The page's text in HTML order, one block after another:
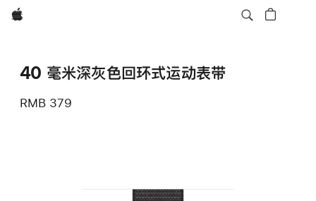
Apple
40 毫米深灰色回环式运动表带
RMB 379